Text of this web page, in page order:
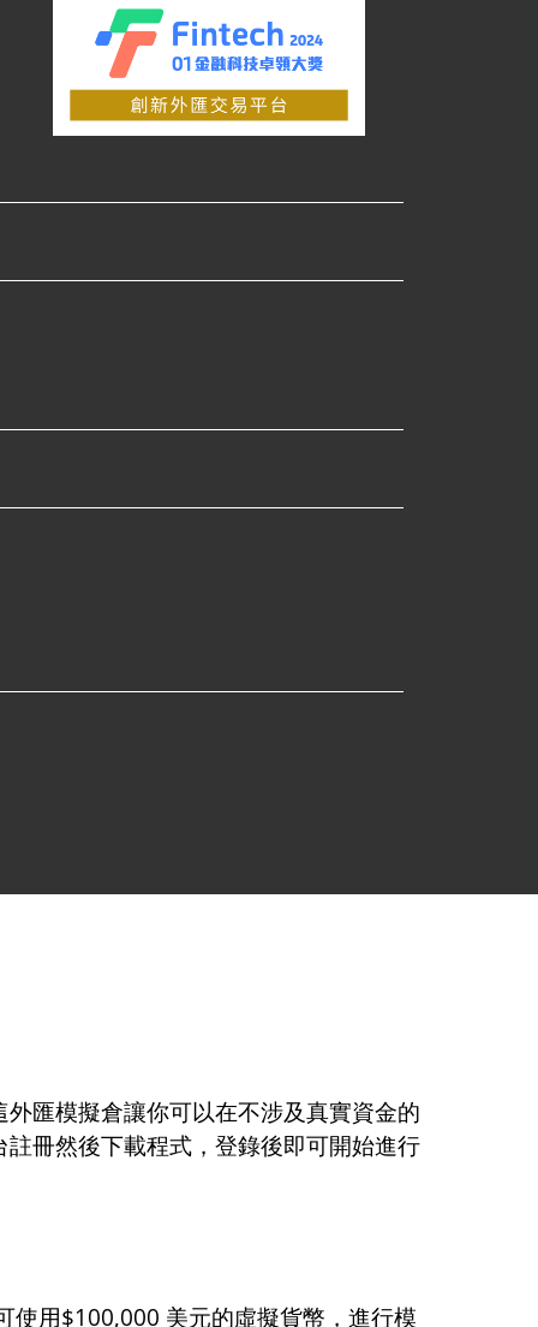
匯模擬倉讓你可以在不涉及真實資金的
冊然後下載程式，登錄後即可開始進行
使用$100,000 美元的虛擬貨幣，進行模